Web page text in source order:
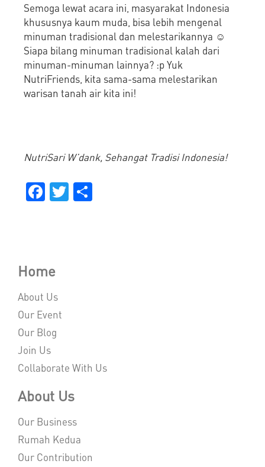
Semoga lewat acara ini, masyarakat Indonesia
khususnya kaum muda, bisa lebih mengenal
minuman tradisional dan melestarikannya ☺
Siapa bilang minuman tradisional kalah dari
minuman-minuman lainnya? :p Yuk
NutriFriends, kita sama-sama melestarikan
warisan tanah air kita ini!
NutriSari W’dank, Sehangat Tradisi Indonesia!
Facebook
Twitter
Home
About Us
Our Event
Our Blog
Join Us
Collaborate With Us
About Us
Our Business
Rumah Kedua
Our Contribution